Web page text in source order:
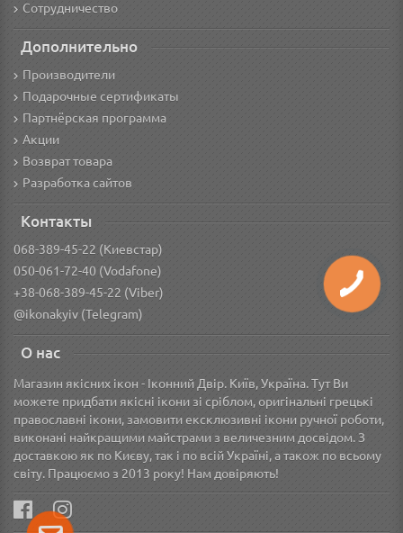
Сотрудничество
Дополнительно
Производители
Подарочные сертификаты
Партнёрская программа
Акции
Возврат товара
Разработка сайтов
Контакты
068-389-45-22 (Киевстар)
050-061-72-40 (Vodafone)
+38-068-389-45-22 (Viber)
@ikonakyiv (Telegram)
О нас
Магазин якісних ікон - Іконний Двір. Київ, Україна. Тут Ви
можете придбати якісні ікони зі сріблом, оригінальні грецькі
православні ікони, замовити ексклюзивні ікони ручної роботи,
виконані найкращими майстрами з величезним досвідом. З
доставкою як по Києву, так і по всій Україні, а також по всьому
світу. Працюємо з 2013 року! Нам довіряють!